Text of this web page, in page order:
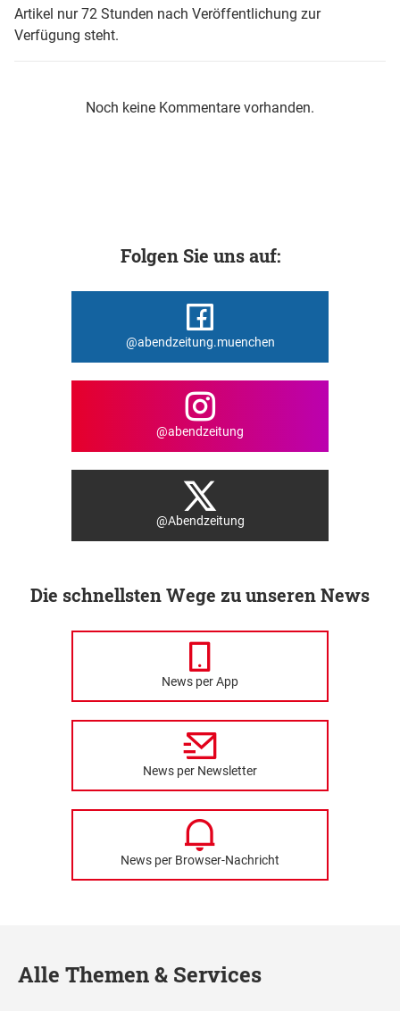
Artikel nur 72 Stunden nach Veröffentlichung zur
Verfügung steht.
Noch keine Kommentare vorhanden.
Folgen Sie uns auf:
@abendzeitung.muenchen
@abendzeitung
@Abendzeitung
Die schnellsten Wege zu unseren News
News per App
News per Newsletter
News per Browser-Nachricht
Alle Themen & Services